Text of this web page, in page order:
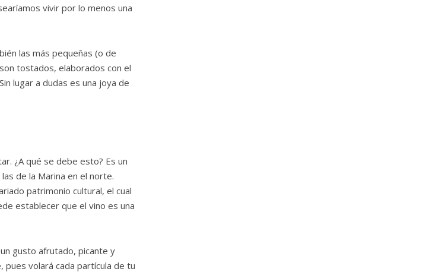
vivir por lo menos una
las más pequeñas (o de
tostados, elaborados con el
lugar a dudas es una joya de
¿A qué se debe esto? Es un
de la Marina en el norte.
patrimonio cultural, el cual
establecer que el vino es una
gusto afrutado, picante y
volará cada partícula de tu